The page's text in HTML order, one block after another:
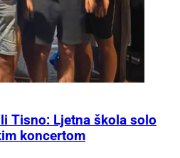
Tisno: Ljetna škola solo
koncertom